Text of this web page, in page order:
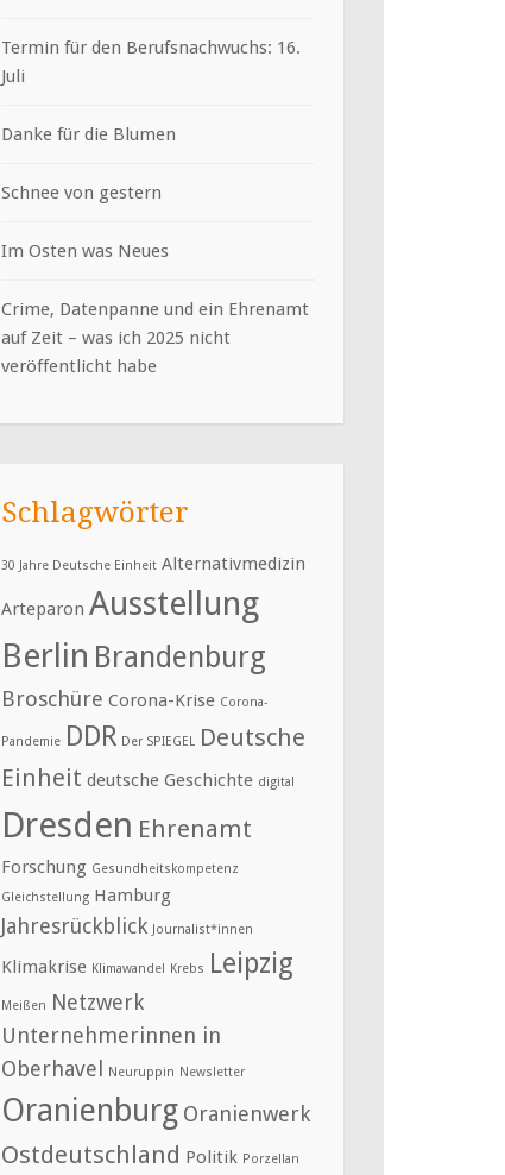
Termin für den Berufsnachwuchs: 16.
Juli
Danke für die Blumen
Schnee von gestern
Im Osten was Neues
Crime, Datenpanne und ein Ehrenamt
auf Zeit – was ich 2025 nicht
veröffentlicht habe
Schlagwörter
30 Jahre Deutsche Einheit Alternativmedizin
Arteparon Ausstellung
Berlin Brandenburg
Broschüre Corona-Krise Corona-
Pandemie DDR Der SPIEGEL Deutsche
Einheit deutsche Geschichte digital
Dresden Ehrenamt
Forschung Gesundheitskompetenz
Gleichstellung Hamburg
Jahresrückblick Journalist*innen
Klimakrise Klimawandel Krebs Leipzig
Meißen Netzwerk
Unternehmerinnen in
Oberhavel
Neuruppin Newsletter
Oranienburg Oranienwerk
Ostdeutschland Politik Porzellan